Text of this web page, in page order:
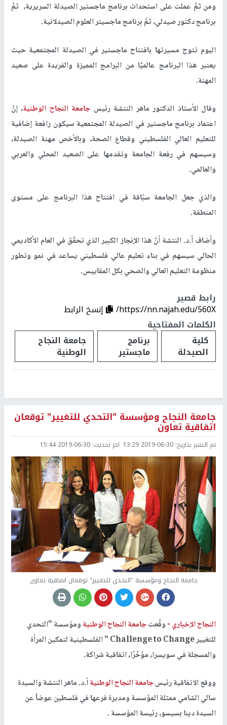
ومن ثمَّ عملت على استحداث برنامج ماجستير الصيدلة السريرية، ثمَّ
برنامج دكتور صيدلي، ثمَّ برنامج ماجسيتر العلوم الصيدلانية.
اليوم تتوج مسيرتها بافتتاح ماجستير في الصيدلة المجتمعية حيث
يعتبر هذا البرنامج عالميًّا من البرامج المميزة والفريدة على صعيد
المهنة.
وقال الأستاذ الدكتور ماهر النتشة رئيس جامعة النجاح الوطنية، إنَّ
اعتماد برنامج ماجستير في الصيدلة المجتمعية سيكون رافعة إضافية
للتعليم العالي الفلسطيني وقطاع الصحة، وبالأخص مهنة الصيدلة،
وسيسهم في رفعة الجامعة وتقدمها على الصعيد المحلي والعربي
والعالمي.
والذي جعل الجامعة سبّاقة في افتتاح هذا البرنامج على مستوى
المنطقة.
وأضاف أ.د. النتشة أنَّ هذا الإنجاز الكبير الذي تحقّق في العام الأكاديمي
الحالي سيسهم في بناء تعليم عالي فلسطيني يساعد في نمو وتطور
منظومة التعليم العالي والصحي بكل المقاييس.
رابط قصير
https://nn.najah.edu/560X/
إنسخ الرابط
الكلمات المفتاحية
كلية
الصيدلة
برنامج
ماجستير
جامعة النجاح
الوطنية
جامعة النجاح ومؤسسة‎ ‎‏"التحدي للتغيير"‏‎ توقعان
‏اتفاقية تعاون
تم النشر بتاريخ: 2019-06-30 13:29 اخر تحديث: 2019-06-30 15:44
جامعة النجاح ومؤسسة‎ ‎‏"التحدي للتغيير"‏‎ توقعان ‏اتفاقية تعاون
النجاح الإخباري -وقَّعتجامعة النجاح الوطنيةومؤسسة "التحدي
للتغيير ‏Challenge to Change‏ " الفلسطينية لتمكين المرأة
‏والمسجلة في سويسرا، مؤخّرًا، اتفاقية شراكة.
ووقع الاتفاقية رئيسجامعة النجاح الوطنية
أ.د‎.‎‏ ماهر النتشة والسيدة
سالي الشامي ممثلة المؤسسة ومديرة ‏فرعها في فلسطين عوضاً عن
السيدة دينا بسيسو، رئيسة المؤسسة‎. ‎